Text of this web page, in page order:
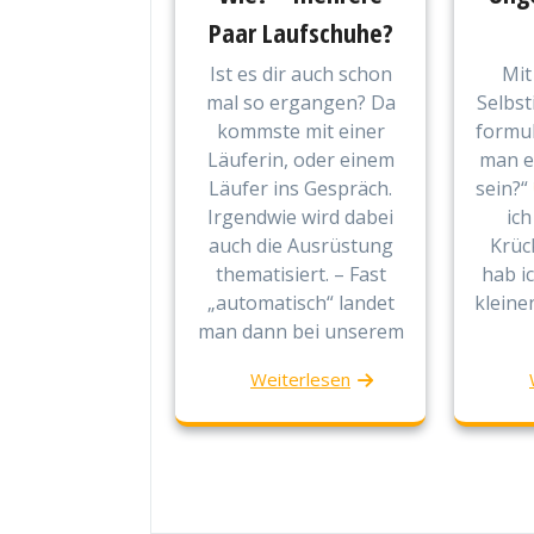
Paar Laufschuhe?
Ist es dir auch schon
mal so ergangen? Da
kommste mit einer
Läuferin, oder einem
Läufer ins Gespräch.
Irgendwie wird dabei
auch die Ausrüstung
thematisiert. – Fast
„automatisch“ landet
man dann bei unserem
Weiterlesen
Mit
man
sein?“
hab